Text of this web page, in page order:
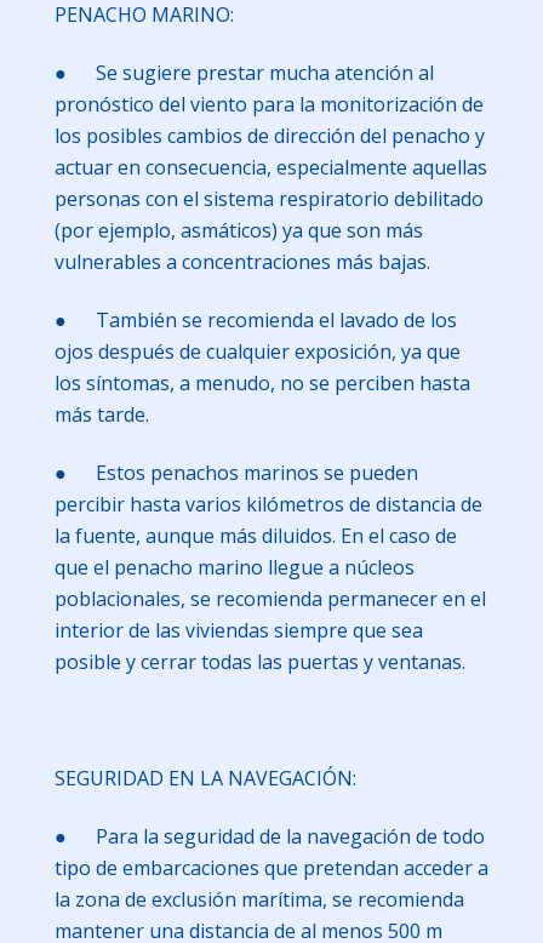
PENACHO MARINO:
● Se sugiere prestar mucha atención al
pronóstico del viento para la monitorización de
los posibles cambios de dirección del penacho y
actuar en consecuencia, especialmente aquellas
personas con el sistema respiratorio debilitado
(por ejemplo, asmáticos) ya que son más
vulnerables a concentraciones más bajas.
● También se recomienda el lavado de los
ojos después de cualquier exposición, ya que
los síntomas, a menudo, no se perciben hasta
más tarde.
● Estos penachos marinos se pueden
percibir hasta varios kilómetros de distancia de
la fuente, aunque más diluidos. En el caso de
que el penacho marino llegue a núcleos
poblacionales, se recomienda permanecer en el
interior de las viviendas siempre que sea
posible y cerrar todas las puertas y ventanas.
SEGURIDAD EN LA NAVEGACIÓN:
● Para la seguridad de la navegación de todo
tipo de embarcaciones que pretendan acceder a
la zona de exclusión marítima, se recomienda
mantener una distancia de al menos 500 m